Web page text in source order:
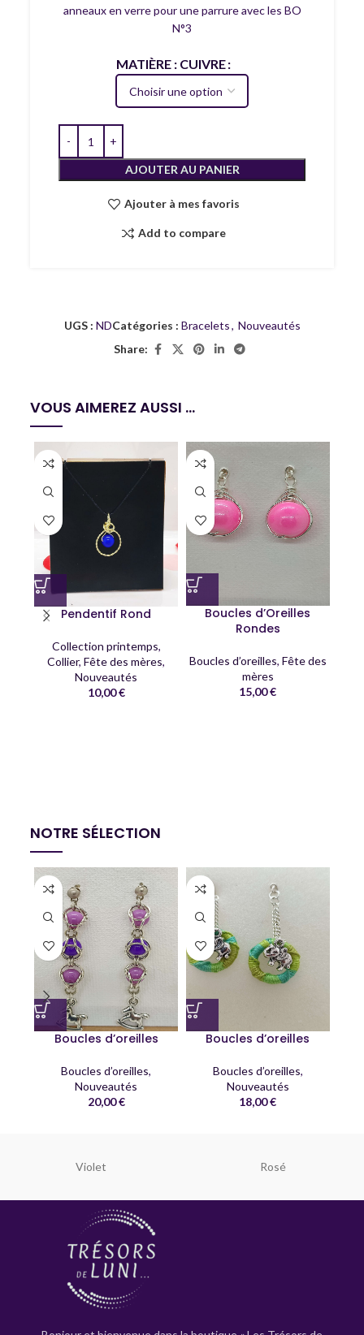
anneaux en verre pour une parrure avec les BO
N°3
MATIÈRE : CUIVRE
AJOUTER AU PANIER
Ajouter à mes favoris
Add to compare
UGS : NDCatégories : Bracelets, Nouveautés
Share:
VOUS AIMEREZ AUSSI ...
Pendentif Rond
Collection printemps,
Collier,Fête des mères,
Nouveautés
10,00€
Boucles d’Oreilles
Rondes
Boucles d’oreilles, Fête des
mères
15,00€
NOTRE SÉLECTION
Boucles d’oreilles
Boucles d’oreilles,
Nouveautés
20,00€
Boucles d’oreilles
Boucles d’oreilles,
Nouveautés
18,00€
Violet Rosé